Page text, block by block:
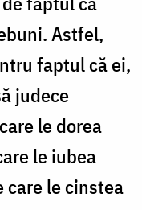
Astfel,
faptul că ei,
judece
le dorea
le iubea
care le cinstea